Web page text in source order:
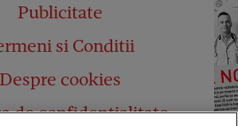
Publicitate
si Conditii
Despre cookies
de confidențialitate